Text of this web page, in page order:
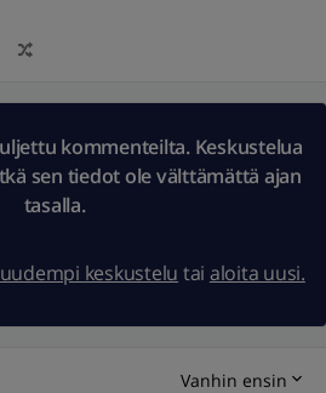
kommenteilta. Keskustelua
sen tiedot ole välttämättä ajan
tasalla.
keskustelu tai aloita uusi.
Vanhin ensin